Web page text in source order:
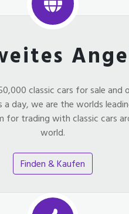
classic cars for sale and
a day, we are the worlds
for trading with classic cars
world.
Finden & Kaufen